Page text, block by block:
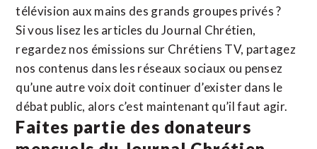
télévision aux mains des grands groupes privés ?
Si vous lisez les articles du Journal Chrétien,
regardez nos émissions sur Chrétiens TV, partagez
nos contenus dans les réseaux sociaux ou pensez
qu’une autre voix doit continuer d’exister dans le
débat public, alors c’est maintenant qu’il faut agir.
Faites partie des donateurs